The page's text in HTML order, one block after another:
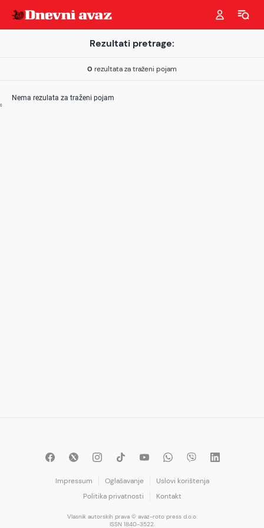
Rezultati pretrage:
0 rezultata za traženi pojam
Nema rezulata za traženi pojam
0
Impressum Oglašavanje
Uslovi korištenja
Politika privatnosti
Kontakt
Vlasnik autorskih prava © avaz-roto press d.o.o.
ISSN 1840-3522.